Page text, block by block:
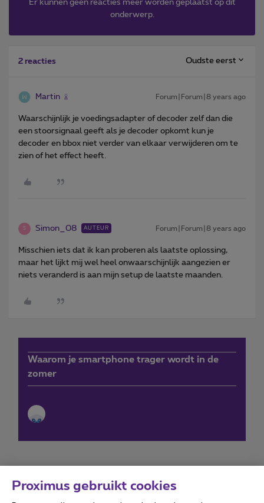
Er kunnen geen reacties meer worden geplaatst op dit
onderwerp.
2 reacties Oudste eerst
Martin Forum|Forum|8 years ago
Waarschijnlijk je voedingsadapter of decoder zelf dan die
een stoorsignaal geeft als je decoder opkomt kun je
decoder en bbox niet verder van elkaar verwijderen om te
zien of het effect heeft.
S Simon_08 AUTEUR Forum|Forum|8 years ago
Misschien iets dat ik kan proberen als laatste oplossing,
maar het lijkt mij wel heel onwaarschijnlijk aangezien er
niets veranderd is aan mijn setup de laatste maanden.
Waarom je smartphone trager wordt in de
zomer
Proximus gebruikt cookies